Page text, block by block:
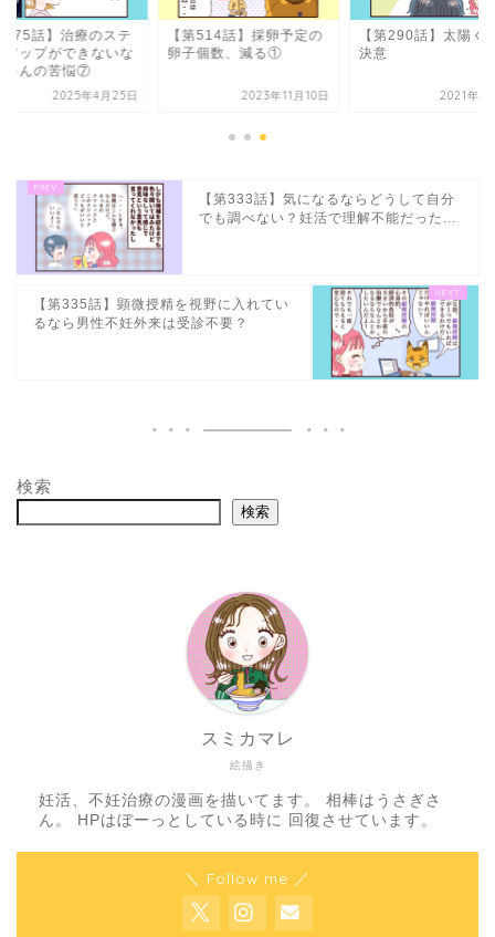
675話】治療のステ
アップができないな
ゃんの苦悩⑦
2025年4月25日
【第514話】採卵予定の
卵子個数、減る①
2023年11月10日
【第290話】太陽く
決意
2021年11
【第333話】気になるならどうして自分
でも調べない？妊活で理解不能だった...
【第335話】顕微授精を視野に入れてい
るなら男性不妊外来は受診不要？
検索
検索
絵描き
スミカマレ
妊活、不妊治療の漫画を描いてます。 相棒はうさぎさ
ん。 HPはぼーっとしている時に 回復させています。
＼ Follow me ／